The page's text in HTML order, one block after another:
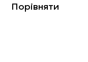
Порівняти